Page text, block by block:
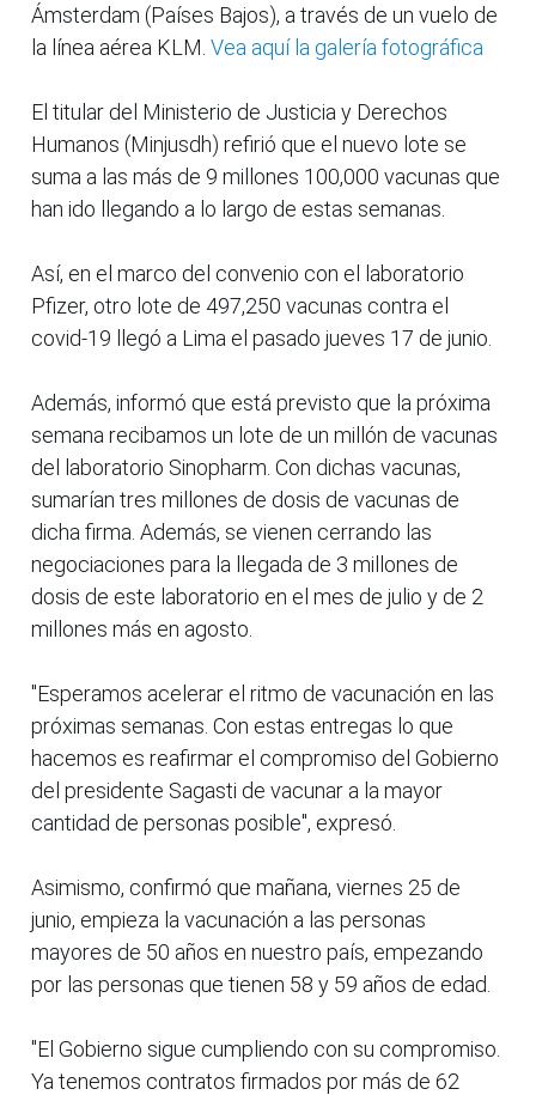
Ámsterdam (Países Bajos), a través de un vuelo de
la línea aérea KLM. Vea aquí la galería fotográfica
El titular del Ministerio de Justicia y Derechos
Humanos (Minjusdh) refirió que el nuevo lote se
suma a las más de 9 millones 100,000 vacunas que
han ido llegando a lo largo de estas semanas.
Así, en el marco del convenio con el laboratorio
Pfizer, otro lote de 497,250 vacunas contra el
covid-19 llegó a Lima el pasado jueves 17 de junio.
Además, informó que está previsto que la próxima
semana recibamos un lote de un millón de vacunas
del laboratorio Sinopharm. Con dichas vacunas,
sumarían tres millones de dosis de vacunas de
dicha firma. Además, se vienen cerrando las
negociaciones para la llegada de 3 millones de
dosis de este laboratorio en el mes de julio y de 2
millones más en agosto.
"Esperamos acelerar el ritmo de vacunación en las
próximas semanas. Con estas entregas lo que
hacemos es reafirmar el compromiso del Gobierno
del presidente Sagasti de vacunar a la mayor
cantidad de personas posible", expresó.
Asimismo, confirmó que mañana, viernes 25 de
junio, empieza la vacunación a las personas
mayores de 50 años en nuestro país, empezando
por las personas que tienen 58 y 59 años de edad.
"El Gobierno sigue cumpliendo con su compromiso.
Ya tenemos contratos firmados por más de 62